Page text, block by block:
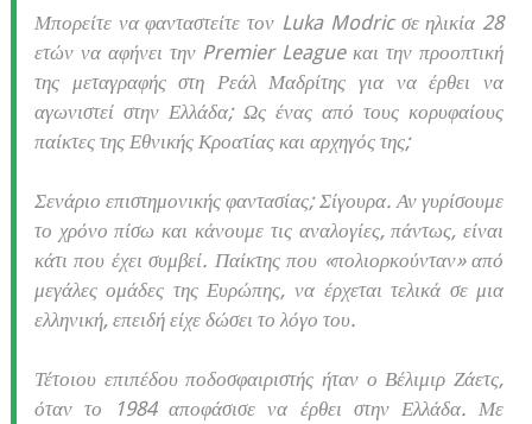
Μπορείτε να φανταστείτε τον Luka Modric σε ηλικία 28
ετών να αφήνει την Premier League και την προοπτική
της μεταγραφής στη Ρεάλ Μαδρίτης για να έρθει να
αγωνιστεί στην Ελλάδα; Ως ένας από τους κορυφαίους
παίκτες της Εθνικής Κροατίας και αρχηγός της;
Σενάριο επιστημονικής φαντασίας; Σίγουρα. Αν γυρίσουμε
το χρόνο πίσω και κάνουμε τις αναλογίες, πάντως, είναι
κάτι που έχει συμβεί. Παίκτης που «πολιορκούνταν» από
μεγάλες ομάδες της Ευρώπης, να έρχεται τελικά σε μια
ελληνική, επειδή είχε δώσει το λόγο του.
Τέτοιου επιπέδου ποδοσφαιριστής ήταν ο Βέλιμιρ Ζάετς,
όταν το 1984 αποφάσισε να έρθει στην Ελλάδα. Με